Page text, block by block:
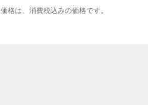
格は、消費税込みの価格です。